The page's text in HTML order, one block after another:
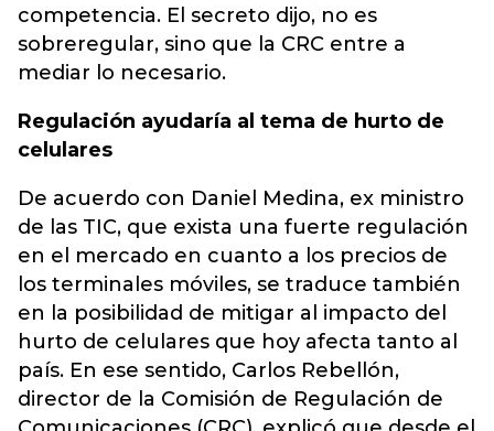
competencia. El secreto dijo, no es
sobreregular, sino que la CRC entre a
mediar lo necesario.
Regulación ayudaría al tema de hurto de
celulares
De acuerdo con Daniel Medina, ex ministro
de las TIC, que exista una fuerte regulación
en el mercado en cuanto a los precios de
los terminales móviles, se traduce también
en la posibilidad de mitigar al impacto del
hurto de celulares que hoy afecta tanto al
país. En ese sentido, Carlos Rebellón,
director de la Comisión de Regulación de